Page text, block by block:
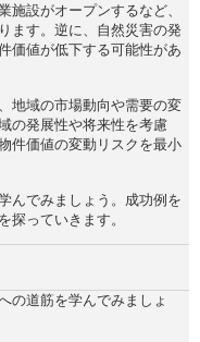
施設がオープンするなど、
ます。逆に、自然災害の発
価値が低下する可能性があ
地域の市場動向や需要の変
の発展性や将来性を考慮
件価値の変動リスクを最小
んでみましょう。成功例を
探っていきます。
の道筋を学んでみましょ